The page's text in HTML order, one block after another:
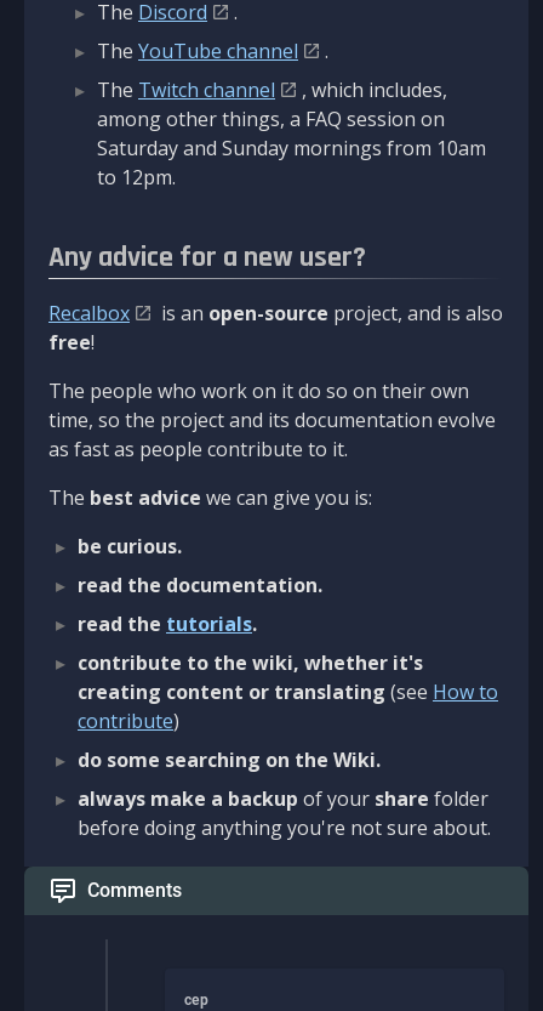
The Discord
.
The YouTube channel
.
The Twitch channel
, which includes,
among other things, a FAQ session on
Saturday and Sunday mornings from 10am
to 12pm.
Any advice for a new user?
Recalbox is an open-source project, and is also
free!
The people who work on it do so on their own
time, so the project and its documentation evolve
as fast as people contribute to it.
The best advice we can give you is:
be curious.
read the documentation.
read the tutorials.
contribute to the wiki, whether it's
creating content or translating (see How to
contribute)
do some searching on the Wiki.
always make a backup of your share folder
before doing anything you're not sure about.
Comments
cep